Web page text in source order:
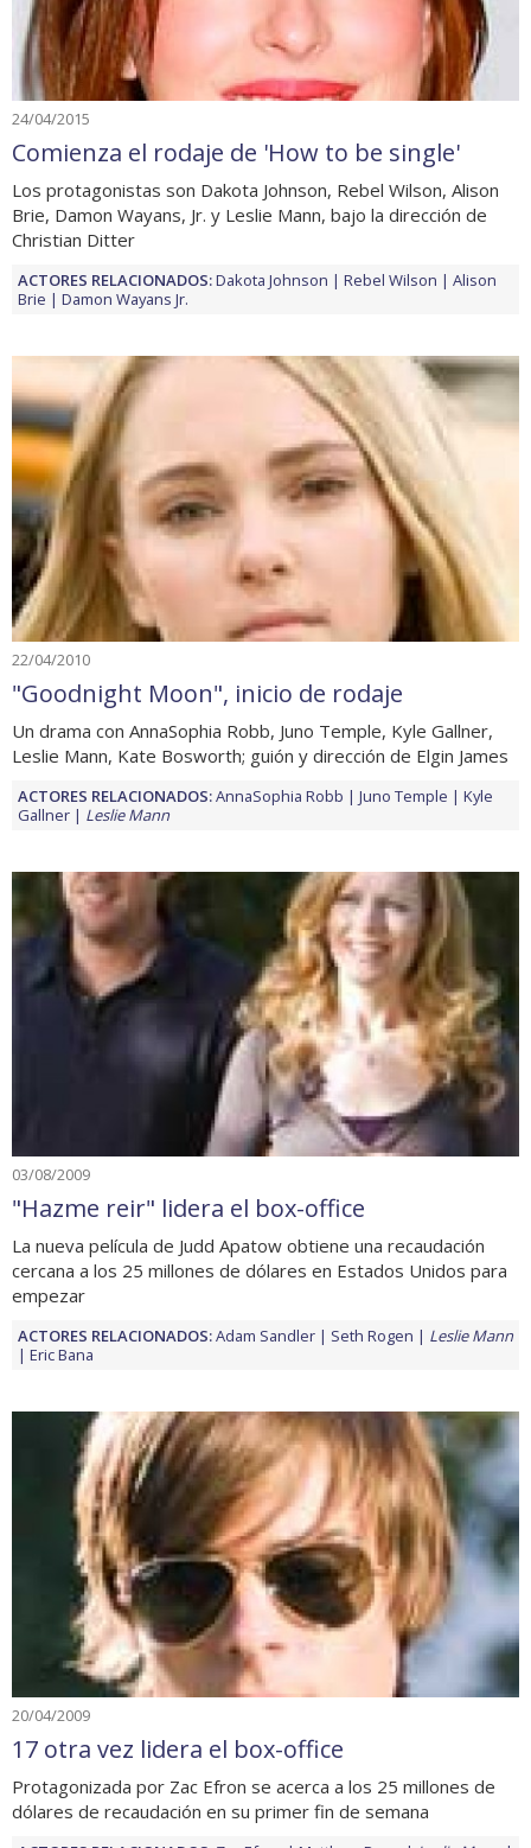
24/04/2015
Comienza el rodaje de 'How to be single'
Los protagonistas son Dakota Johnson, Rebel Wilson, Alison
Brie, Damon Wayans, Jr. y Leslie Mann, bajo la dirección de
Christian Ditter
ACTORES RELACIONADOS:Dakota Johnson Rebel Wilson
Alison
Brie
Damon Wayans Jr.
22/04/2010
"Goodnight Moon", inicio de rodaje
Un drama con AnnaSophia Robb, Juno Temple, Kyle Gallner,
Leslie Mann, Kate Bosworth; guión y dirección de Elgin James
ACTORES RELACIONADOS:AnnaSophia Robb Juno Temple
Kyle
Gallner
Leslie Mann
03/08/2009
"Hazme reir" lidera el box-office
La nueva película de Judd Apatow obtiene una recaudación
cercana a los 25 millones de dólares en Estados Unidos para
empezar
ACTORES RELACIONADOS:Adam Sandler Seth Rogen
Leslie Mann
Eric Bana
20/04/2009
17 otra vez lidera el box-office
Protagonizada por Zac Efron se acerca a los 25 millones de
dólares de recaudación en su primer fin de semana